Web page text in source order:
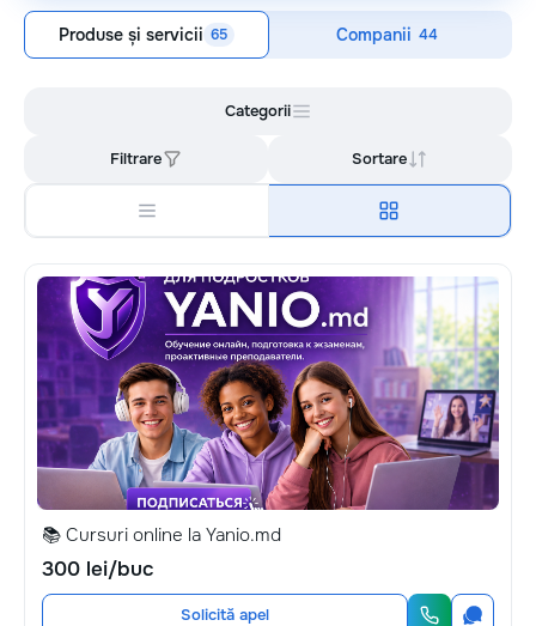
Produse și servicii 65 Companii 44
Categorii
Filtrare Sortare
📚 Cursuri online la Yanio.md
300 lei/buc
Solicită apel